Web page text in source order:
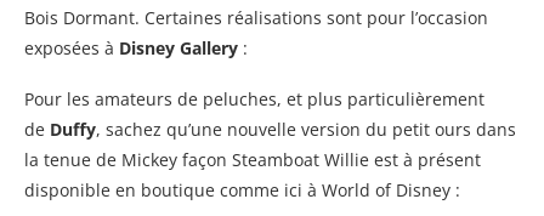
Bois Dormant. Certaines réalisations sont pour l’occasion
exposées à Disney Gallery :
Pour les amateurs de peluches, et plus particulièrement
de Duffy, sachez qu’une nouvelle version du petit ours dans
la tenue de Mickey façon Steamboat Willie est à présent
disponible en boutique comme ici à World of Disney :